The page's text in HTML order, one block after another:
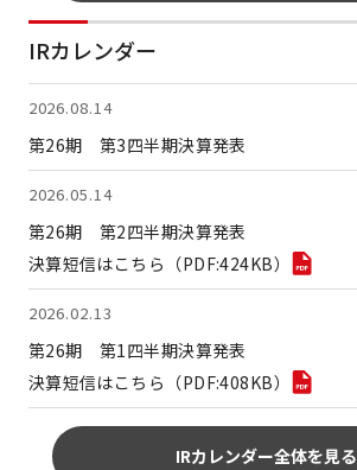
IRカレンダー
2026.08.14
第26期 第3四半期決算発表
2026.05.14
第26期 第2四半期決算発表
決算短信はこちら（PDF:424KB）
2026.02.13
第26期 第1四半期決算発表
決算短信はこちら（PDF:408KB）
IRカレンダー全体を見る